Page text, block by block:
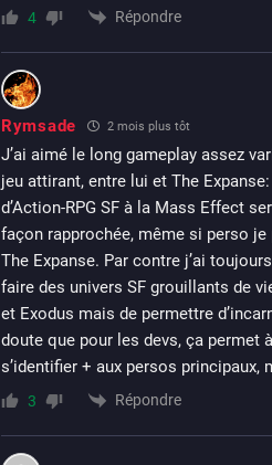
4 Répondre
Rymsade 2 mois plus tôt
J’ai aimé le long gameplay assez
jeu attirant, entre lui et The
d’Action-RPG SF à la Mass Effect
façon rapprochée, même si perso je
The Expanse. Par contre j’ai
faire des univers SF grouillants de
et Exodus mais de permettre
doute que pour les devs, ça permet
s’identifier + aux persos principaux,
3 Répondre